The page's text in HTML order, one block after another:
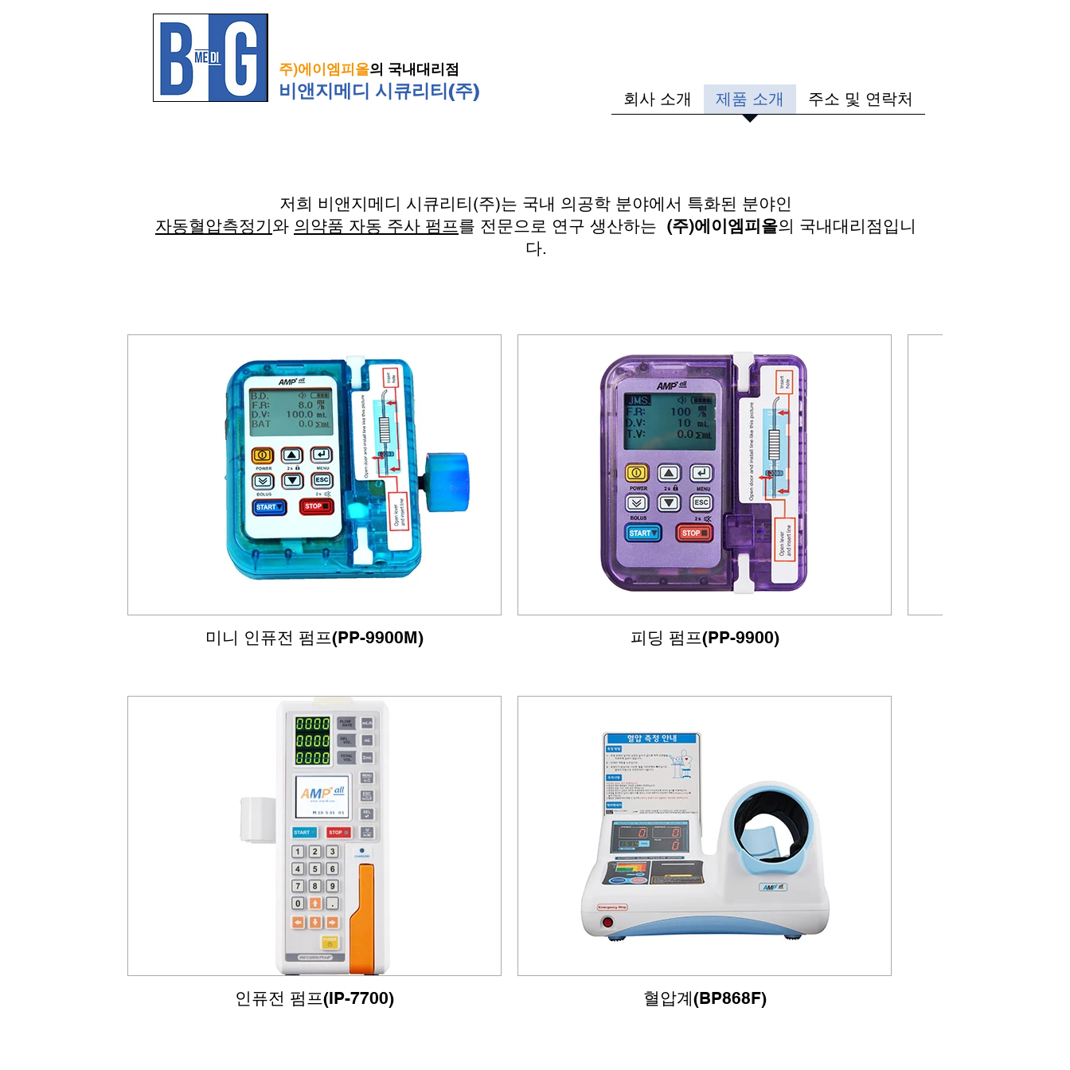
회사 소개 제품 소개 주소 및 연락처
주)에이엠피올의 국내대리점
비앤지메디 시큐리티(주)
미니 인퓨전 펌프(PP-9900M) 피딩 펌프(PP-9900)
인퓨전 펌프(IP-7700) 혈압계(BP868F)
저희 비앤지메디 시큐리티(주)는 국내 의공학 분야에서 특화된 분야인
자동혈압측정기와 의약품 자동 주사 펌프를 전문으로 연구 생산하는 (주)에이엠피올의 국내대리점입니
다.